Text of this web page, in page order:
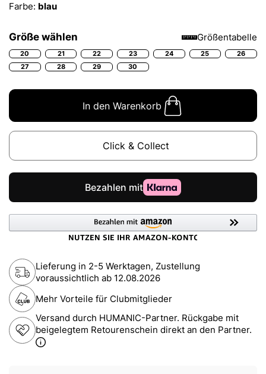
Farbe: blau
Größe wählen Größentabelle
20 21 22 23 24 25
26
27
28 29 30
In den Warenkorb
Click & Collect
Lieferung in 2-5 Werktagen, Zustellung
voraussichtlich ab 12.08.2026
Mehr Vorteile für Clubmitglieder
Versand durch HUMANIC-Partner. Rückgabe mit
beigelegtem Retourenschein direkt an den Partner.